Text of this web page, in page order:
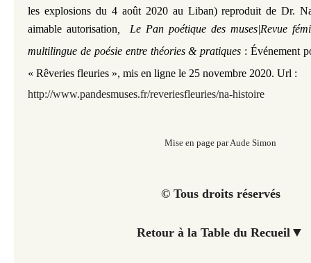
les explosions du 4 août 2020 au Liban) reproduitde Dr.
aimable autorisation
Le Pan poétique des muses|Revue
multilingue de poésie entre théories & pratiques : Événement
« Rêveries fleuries », mis en ligne le 25 novembre 2020. Url :
http://www.pandesmuses.fr/reveriesfleuries/na-histoire
Mise en page par Aude Simon
© Tous droits réservés
Retour à la Table du Recueil ▼